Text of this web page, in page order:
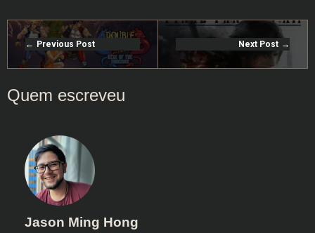
Previous Post Next Post
Jason Ming Hong